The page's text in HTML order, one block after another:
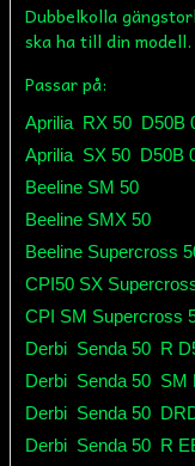
Dubbelkolla
ska ha till din modell.
Passar på:
Aprilia RX 50 D50B
Aprilia SX 50 D50B
Beeline SM 50
Beeline SMX 50
Beeline Supercross
CPI50 SX
CPI SM Supercross
Derbi Senda 50 R
Derbi Senda 50 SM
Derbi Senda 50
Derbi Senda 50 R